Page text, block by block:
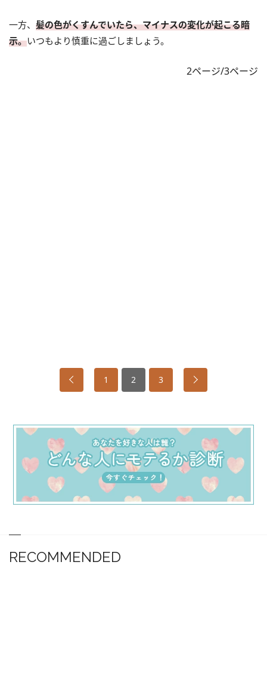
一方、 髪の色がくすんでいたら、マイナスの変化が起こる暗
示。いつもより慎重に過ごしましょう。
2ページ/3ページ
1 2 3
RECOMMENDED